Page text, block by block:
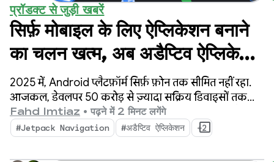
प्रॉडक्ट से जुड़ी खबरें
सिर्फ़ मोबाइल के लिए ऐप्लिकेशन बनाने
का चलन खत्म, अब अडैप्टिव ऐप्लिकेशन
बनाने का चलन शुरू: अडैप्टिव
ऐप्लिकेशन बनाने के लिए, 2025 के
तीन ज़रूरी अपडेट
2025 में, Android प्लैटफ़ॉर्म सिर्फ़ फ़ोन तक सीमित नहीं रहा.
आजकल, डेवलपर 50 करोड़ से ज़्यादा सक्रिय डिवाइसों तक
पहुंच सकते हैं. इनमें फ़ोल्ड किए जा सकने वाले डिवाइस, टैबलेट,
XR, Chromebook, और काम करने वाली कारें शामिल हैं.
Fahd Imtiaz • पढ़ने में 2 मिनट लगेंगे
#Jetpack Navigation #अडैप्टिव ऐप्लिकेशन +2